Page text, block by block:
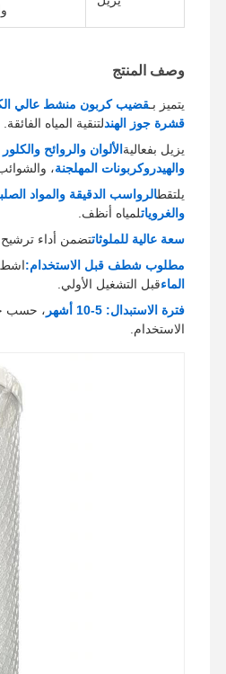
وصف المنتج
يتميز بـقضيب كربون منشط عالي
قشرة جوز الهندلتنقية المياه الفائقة.
يزيل بفعالية الألوان والروائح
والهيدروكربونات المهلجنة،
يلتقطالرواسب الدقيقة والمواد
والغروياتلمياه أنظف.
سعة عالية للملوثاتتضمن أداء ترشيح
مطلوب شطف قبل الاستخدام:
الماءقبل التشغيل الأولي.
فترة الاستبدال: 5-10 أشهر
، حسب
الاستخدام.